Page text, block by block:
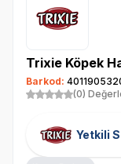
Trixie Köpek
Barkod:
(0)
Yetkili